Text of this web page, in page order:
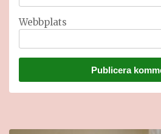
Webbplats